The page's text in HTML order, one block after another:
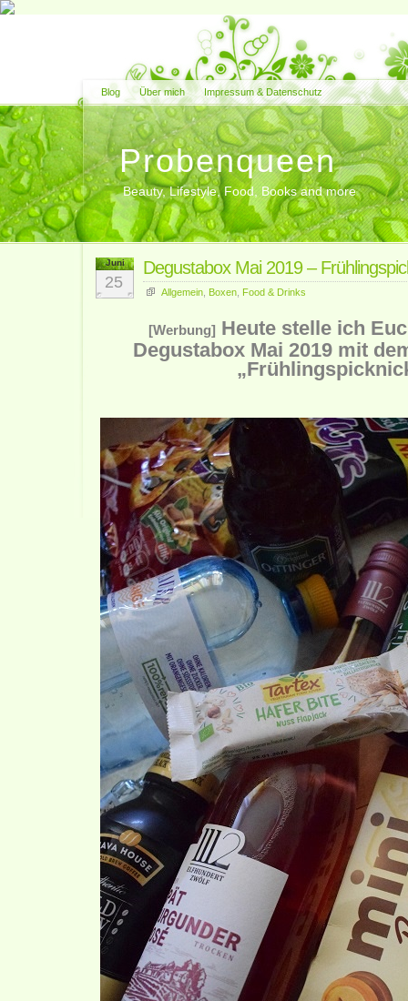
Blog Über mich Impressum & Datenschutz
Probenqueen
Beauty, Lifestyle, Food, Books and more
Juni
25
Degustabox Mai 2019 –
Allgemein Boxen Food & Drinks
[Werbung] Heute stelle ich
Degustabox Mai 2019 mit